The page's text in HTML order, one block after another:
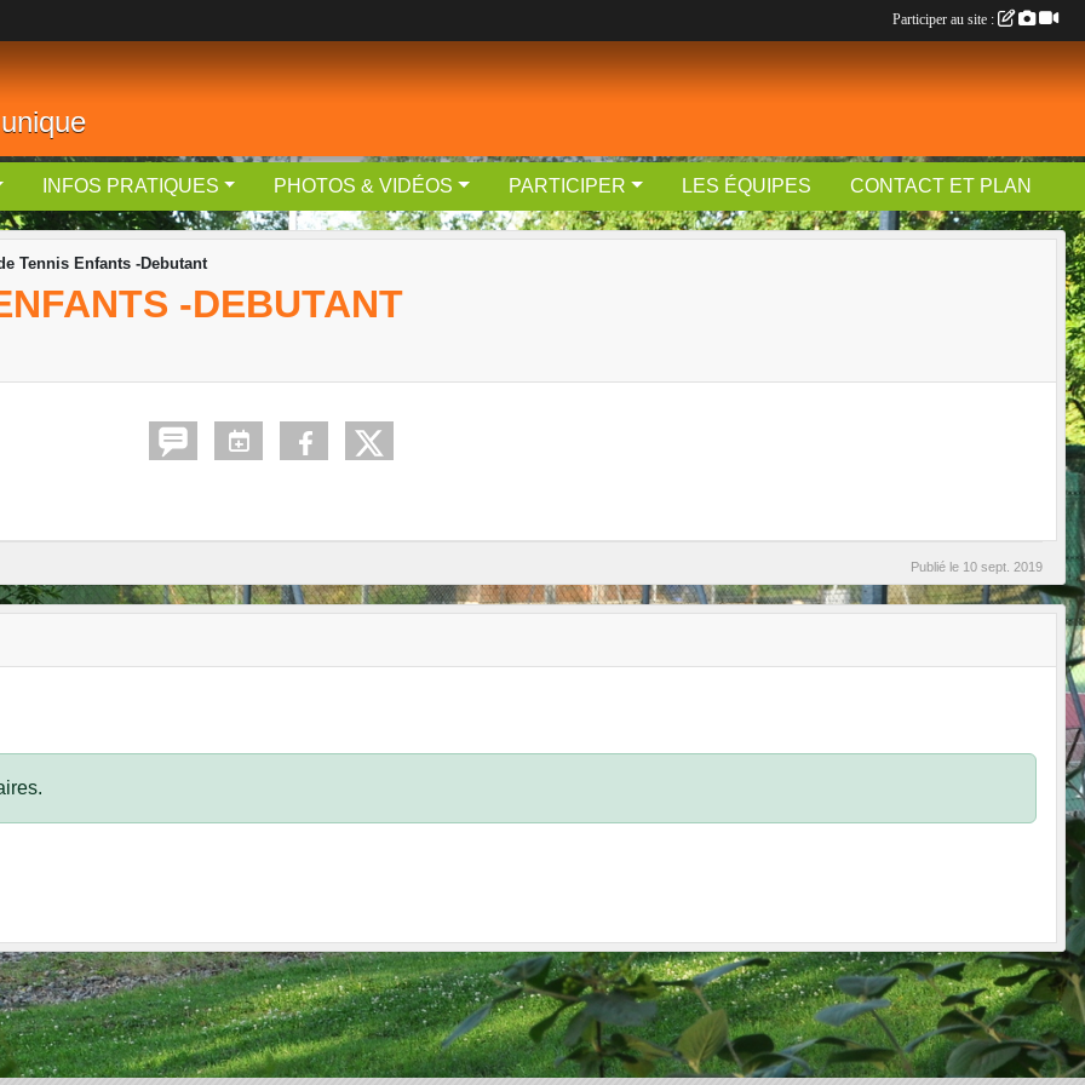
INFOS PRATIQUES PHOTOS & VIDÉOS PARTICIPER LES ÉQUIPES CONTACT ET PLAN
Tennis Enfants -Debutant
-DEBUTANT
Publié le 10 sept. 2019
Participer au site :